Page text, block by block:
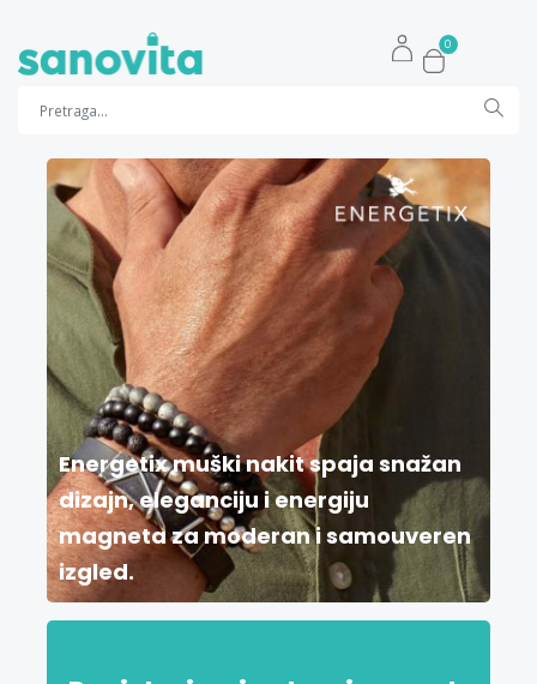
0
Energetix muški nakit spaja snažan
dizajn, eleganciju i energiju
magneta za moderan i samouveren
izgled.